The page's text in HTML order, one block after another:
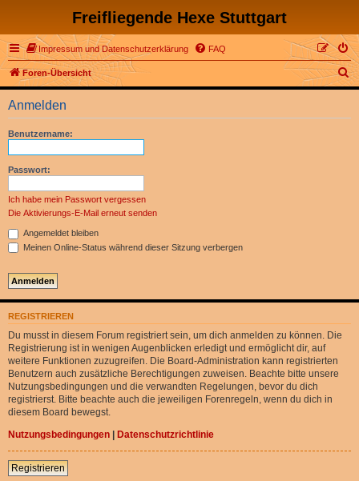
Freifliegende Hexe Stuttgart
Impressum und Datenschutzerklärung FAQ
Foren-Übersicht
S
u
Anmelden
Benutzername:
Passwort:
Ich habe mein Passwort vergessen
Die Aktivierungs-E-Mail erneut senden
Angemeldet bleiben
Meinen Online-Status während dieser Sitzung verbergen
REGISTRIEREN
Du musst in diesem Forum registriert sein, um dich anmelden zu können. Die
Registrierung ist in wenigen Augenblicken erledigt und ermöglicht dir, auf
weitere Funktionen zuzugreifen. Die Board-Administration kann registrierten
Benutzern auch zusätzliche Berechtigungen zuweisen. Beachte bitte unsere
Nutzungsbedingungen und die verwandten Regelungen, bevor du dich
registrierst. Bitte beachte auch die jeweiligen Forenregeln, wenn du dich in
diesem Board bewegst.
Nutzungsbedingungen | Datenschutzrichtlinie
Registrieren